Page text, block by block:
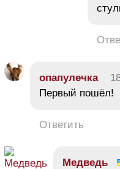
опапулечка
Первый пошёл!
Ответить
Медведь